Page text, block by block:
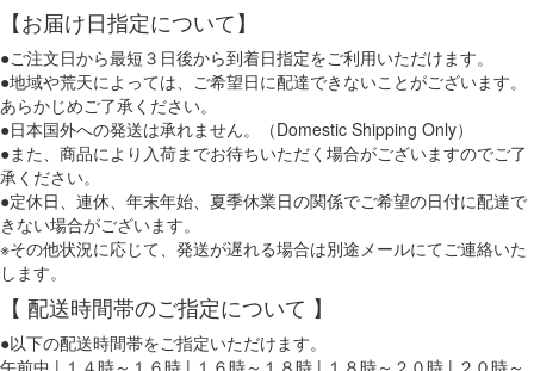
【お届け日指定について】
●ご注文日から最短３日後から到着日指定をご利用いただけます。
●地域や荒天によっては、ご希望日に配達できないことがございます。
あらかじめご了承ください。
●日本国外への発送は承れません。（Domestic Shipping Only）
●また、商品により入荷までお待ちいただく場合がございますのでご了
承ください。
●定休日、連休、年末年始、夏季休業日の関係でご希望の日付に配達で
きない場合がございます。
※その他状況に応じて、発送が遅れる場合は別途メールにてご連絡いた
します。
【 配送時間帯のご指定について 】
●以下の配送時間帯をご指定いただけます。
午前中 | １４時～１６時 | １６時～１８時 | １８時～２０時 | ２０時～